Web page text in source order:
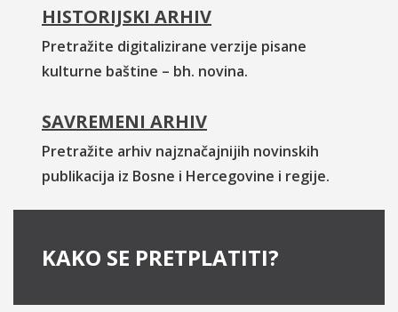
HISTORIJSKI ARHIV
Pretražite digitalizirane verzije pisane
kulturne baštine – bh. novina.
SAVREMENI ARHIV
Pretražite arhiv najznačajnijih novinskih
publikacija iz Bosne i Hercegovine i regije.
KAKO SE PRETPLATITI?